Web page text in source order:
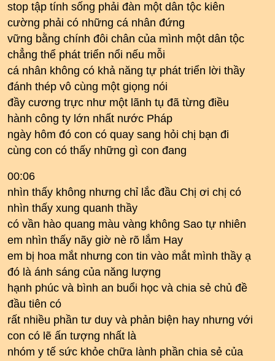
stop tập tính sống phải đàn một dân tộc kiên
cường phải có những cá nhân đứng
vững bằng chính đôi chân của mình một dân tộc
chẳng thể phát triển nổi nếu mỗi
cá nhân không có khả năng tự phát triển lời thầy
đánh thép vô cùng một giọng nói
đầy cương trực như một lãnh tụ đã từng điều
hành công ty lớn nhất nước Pháp
ngày hôm đó con có quay sang hỏi chị bạn đi
cùng con có thấy những gì con đang
00:06
nhìn thấy không nhưng chỉ lắc đầu Chị ơi chị có
nhìn thấy xung quanh thầy
có vần hào quang màu vàng không Sao tự nhiên
em nhìn thấy nãy giờ nè rõ lắm Hay
em bị hoa mắt nhưng con tin vào mắt mình thầy ạ
đó là ánh sáng của năng lượng
hạnh phúc và bình an buổi học và chia sẻ chủ đề
đầu tiên có
rất nhiều phần tư duy và phản biện hay nhưng với
con có lẽ ấn tượng nhất là
nhóm y tế sức khỏe chữa lành phần chia sẻ của